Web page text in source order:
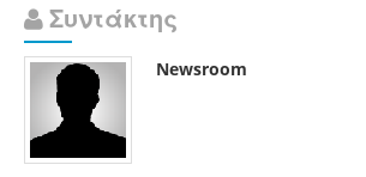
Συντάκτης
Newsroom